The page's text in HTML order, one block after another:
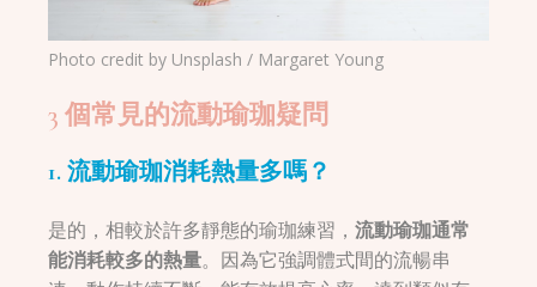
Photo credit by Unsplash / Margaret Young
3 個常見的流動瑜珈疑問
1. 流動瑜珈消耗熱量多嗎？
是的，相較於許多靜態的瑜珈練習，流動瑜珈通常
能消耗較多的熱量。因為它強調體式間的流暢串